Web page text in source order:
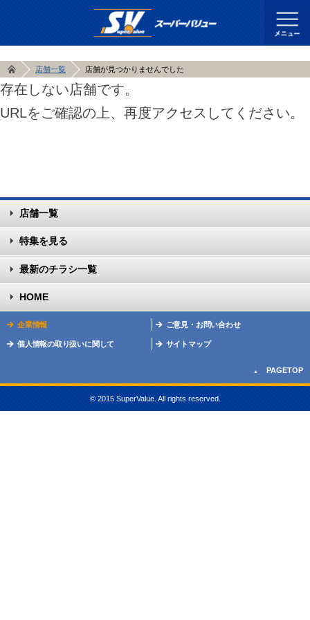
店舗一覧 店舗が見つかりませんでした
存在しない店舗です。
URLをご確認の上、再度アクセスしてください。
店舗一覧
特集を見る
最新のチラシ一覧
HOME
企業情報 ご意見・お問い合わせ
個人情報の取り扱いに関して サイトマップ
PAGETOP
© 2015 SuperValue. All rights reserved.